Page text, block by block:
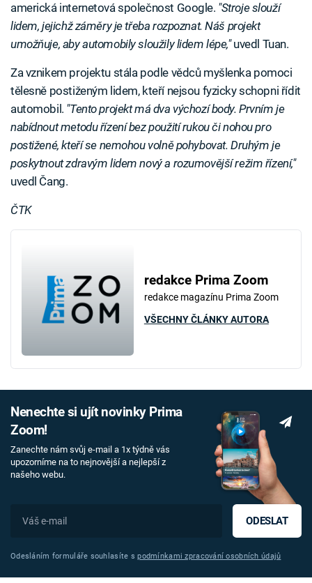
americká internetová společnost Google. "Stroje slouží
lidem, jejichž záměry je třeba rozpoznat. Náš projekt
umožňuje, aby automobily sloužily lidem lépe,"uvedl Tuan.
Za vznikem projektu stála podle vědců myšlenka pomoci
tělesně postiženým lidem, kteří nejsou fyzicky schopni řídit
automobil. "Tento projekt má dva výchozí body. Prvním je
nabídnout metodu řízení bez použití rukou či nohou pro
postižené, kteří se nemohou volně pohybovat. Druhým je
poskytnout zdravým lidem nový a rozumovější režim řízení,"
uvedl Čang.
ČTK
redakce Prima Zoom
redakce magazínu Prima Zoom
VŠECHNY ČLÁNKY AUTORA
Nenechte si ujít novinky Prima
Zoom!
Zanechte nám svůj e-mail a 1x týdně vás
upozorníme na to nejnovější a nejlepší z
našeho webu.
ODESLAT
Odesláním formuláře souhlasíte spodmínkami zpracování osobních údajů